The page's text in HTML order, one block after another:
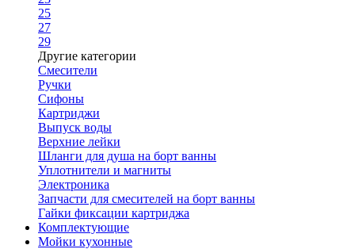
25
27
29
Другие категории
Смесители
Ручки
Сифоны
Картриджи
Выпуск воды
Верхние лейки
Шланги для душа на борт ванны
Уплотнители и магниты
Электроника
Запчасти для смесителей на борт ванны
Гайки фиксации картриджа
Комплектующие
Мойки кухонные